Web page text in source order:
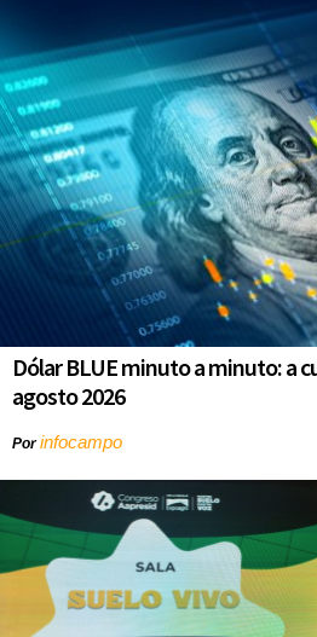
Dólar BLUE minuto a minuto: a
agosto 2026
Porinfocampo